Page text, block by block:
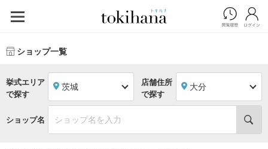
ショップ一覧
挙式エリア
で探す
茨城
店舗住所
で探す
大分
ショップ名